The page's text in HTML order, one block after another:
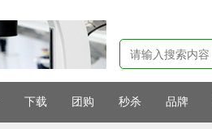
下载 团购 秒杀 品牌